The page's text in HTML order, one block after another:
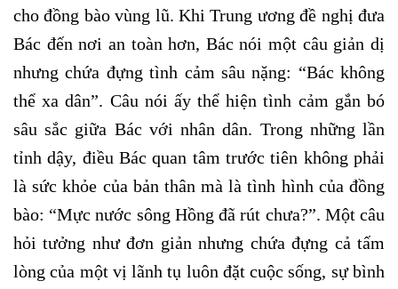
cho đồng bào vùng lũ. Khi Trung ương đề nghị đưa
Bác đến nơi an toàn hơn, Bác nói một câu giản dị
nhưng chứa đựng tình cảm sâu nặng: “Bác không
thể xa dân”. Câu nói ấy thể hiện tình cảm gắn bó
sâu sắc giữa Bác với nhân dân. Trong những lần
tỉnh dậy, điều Bác quan tâm trước tiên không phải
là sức khỏe của bản thân mà là tình hình của đồng
bào: “Mực nước sông Hồng đã rút chưa?”. Một câu
hỏi tưởng như đơn giản nhưng chứa đựng cả tấm
lòng của một vị lãnh tụ luôn đặt cuộc sống, sự bình